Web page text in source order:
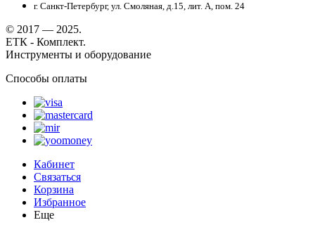
г. Санкт-Петербург, ул. Смоляная, д.15, лит. А, пом. 24
© 2017 — 2025.
ЕТК - Комплект.
Инструменты и оборудование
Способы оплаты
Кабинет
Связаться
Корзина
Избранное
Еще